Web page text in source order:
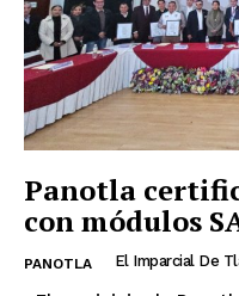
Panotla
con módulos
PANOTLA El Imparcial De